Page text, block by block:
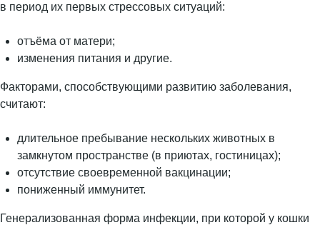
в период их первых стрессовых ситуаций:
отъёма от матери;
изменения питания и другие.
Факторами, способствующими развитию заболевания,
считают:
длительное пребывание нескольких животных в
замкнутом пространстве (в приютах, гостиницах);
отсутствие своевременной вакцинации;
пониженный иммунитет.
Генерализованная форма инфекции, при которой у кошки